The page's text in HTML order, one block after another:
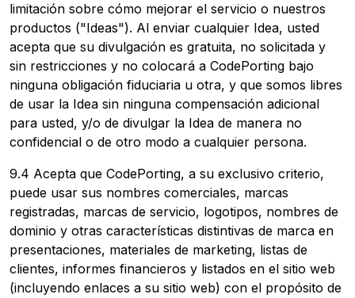
limitación sobre cómo mejorar el servicio o nuestros
productos ("Ideas"). Al enviar cualquier Idea, usted
acepta que su divulgación es gratuita, no solicitada y
sin restricciones y no colocará a CodePorting bajo
ninguna obligación fiduciaria u otra, y que somos libres
de usar la Idea sin ninguna compensación adicional
para usted, y/o de divulgar la Idea de manera no
confidencial o de otro modo a cualquier persona.
9.4 Acepta que CodePorting, a su exclusivo criterio,
puede usar sus nombres comerciales, marcas
registradas, marcas de servicio, logotipos, nombres de
dominio y otras características distintivas de marca en
presentaciones, materiales de marketing, listas de
clientes, informes financieros y listados en el sitio web
(incluyendo enlaces a su sitio web) con el propósito de